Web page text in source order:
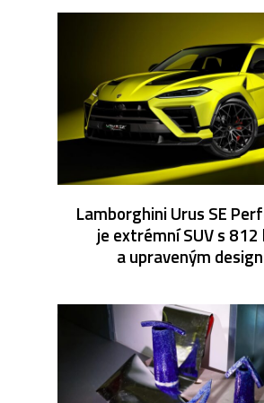
Lamborghini Urus SE
je extrémní SUV s 812
a upraveným